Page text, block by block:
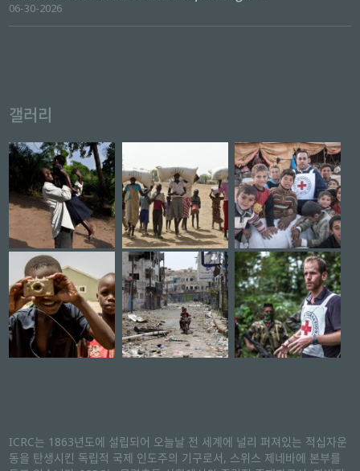
06-30-2026
갤러리
ICRC는 1863년도에 설립되어 오늘날 전 세계에 널리 퍼져있는 적십자운
동을 탄생시킨 독립적 국제 인도주의 기구로서, 스위스 제네바에 본부를